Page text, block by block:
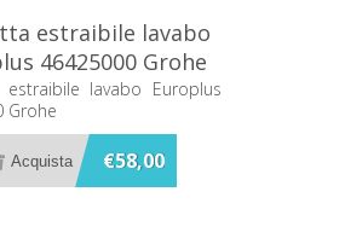
estraibile lavabo
46425000 Grohe
estraibile lavabo Europlus
Grohe
€58,00